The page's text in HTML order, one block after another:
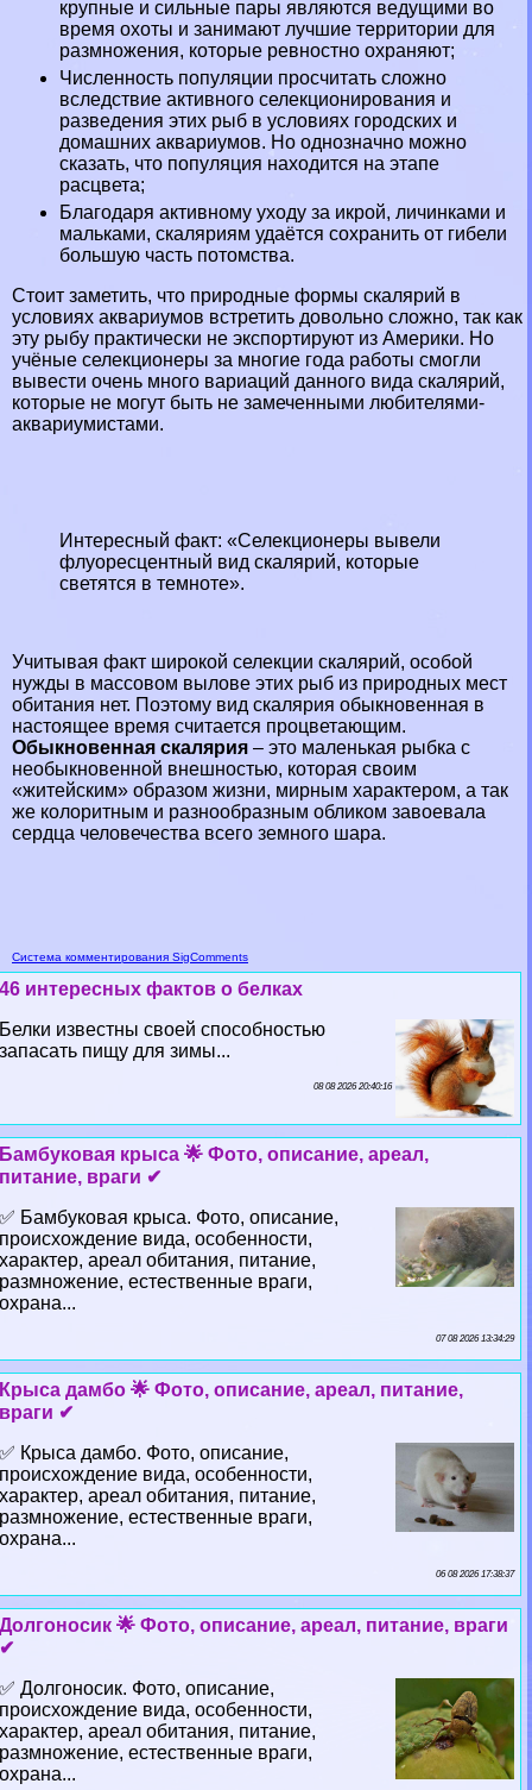
крупные и сильные пары являются ведущими во
время охоты и занимают лучшие территории для
размножения, которые ревностно охраняют;
Численность популяции просчитать сложно
вследствие активного селекционирования и
разведения этих рыб в условиях городских и
домашних аквариумов. Но однозначно можно
сказать, что популяция находится на этапе
расцвета;
Благодаря активному уходу за икрой, личинками и
мальками, скаляриям удаётся сохранить от гибели
большую часть потомства.
Стоит заметить, что природные формы скалярий в
условиях аквариумов встретить довольно сложно, так как
эту рыбу пpaктически не экспортируют из Америки. Но
учёные селекционеры за многие года работы смогли
вывести очень много вариаций данного вида скалярий,
которые не могут быть не замеченными любителями-
аквариумистами.
Интересный факт: «Селекционеры вывели
флуоресцентный вид скалярий, которые
светятся в темноте».
Учитывая факт широкой селекции скалярий, особой
нужды в массовом вылове этих рыб из природных мест
обитания нет. Поэтому вид скалярия обыкновенная в
настоящее время считается процветающим.
Обыкновенная скалярия – это маленькая рыбка с
необыкновенной внешностью, которая своим
«житейским» образом жизни, мирным хаpaктером, а так
же колоритным и разнообразным обликом завоевала
сердца человечества всего земного шара.
Система комментирования SigComments
46 интересных фактов о белках
Белки известны своей способностью
запасать пищу для зимы...
08 08 2026 20:40:16
Бамбуковая крыса 🌟 Фото, описание, ареал,
питание, враги ✔
✅ Бамбуковая крыса. Фото, описание,
происхождение вида, особенности,
хаpaктер, ареал обитания, питание,
размножение, естественные враги,
охрана...
07 08 2026 13:34:29
Крыса дамбо 🌟 Фото, описание, ареал, питание,
враги ✔
✅ Крыса дамбо. Фото, описание,
происхождение вида, особенности,
хаpaктер, ареал обитания, питание,
размножение, естественные враги,
охрана...
06 08 2026 17:38:37
Долгоносик 🌟 Фото, описание, ареал, питание, враги
✔
✅ Долгоносик. Фото, описание,
происхождение вида, особенности,
хаpaктер, ареал обитания, питание,
размножение, естественные враги,
охрана...